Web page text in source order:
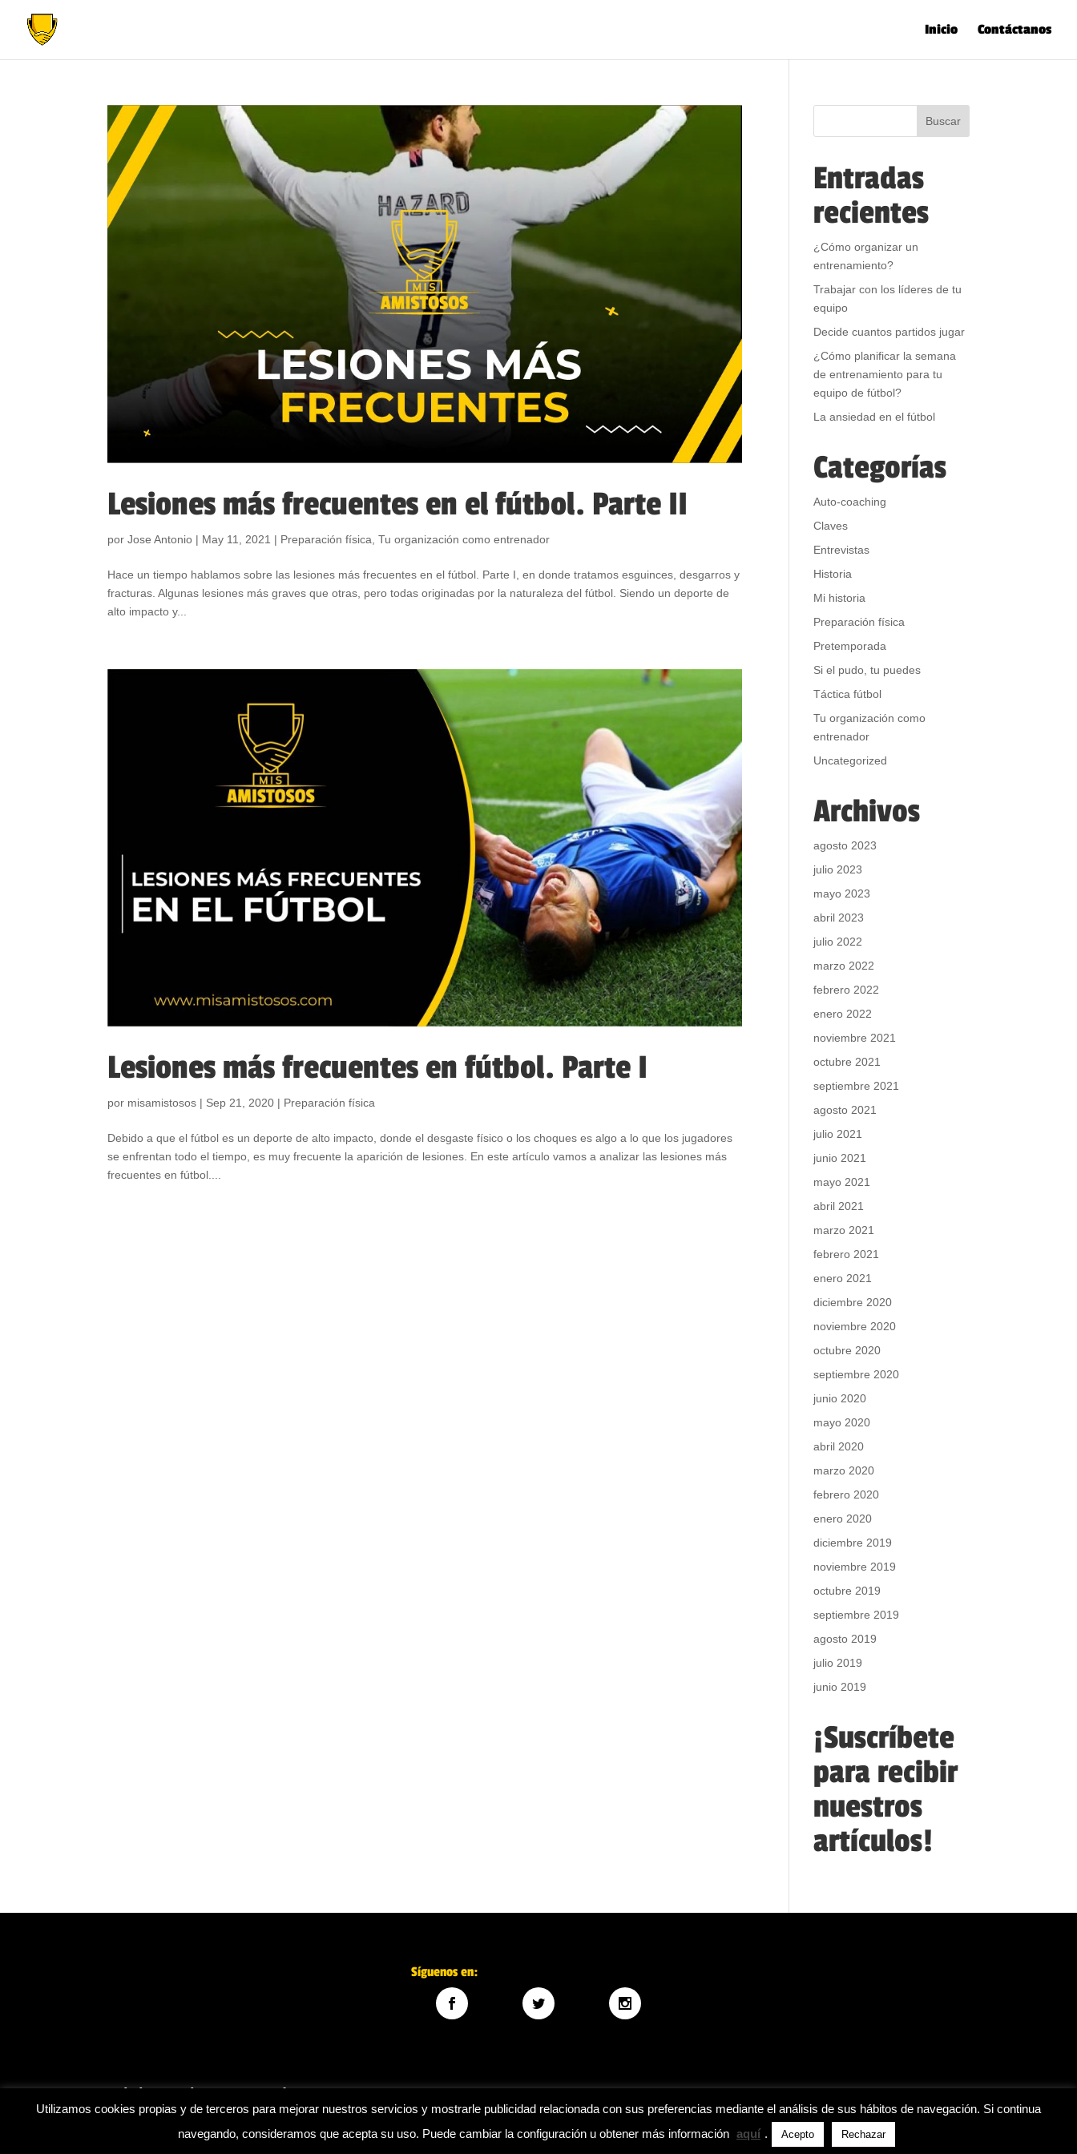
Inicio Contáctanos
Lesiones más frecuentes en el fútbol. Parte II
porJose Antonio | May 11, 2021 | Preparación física ,Tu organización como entrenador
Hace un tiempo hablamos sobre las lesiones más frecuentes en el fútbol. Parte I, en donde tratamos esguinces, desgarros y
fracturas. Algunas lesiones más graves que otras, pero todas originadas por la naturaleza del fútbol. Siendo un deporte de
alto impacto y...
Lesiones más frecuentes en fútbol. Parte I
por misamistosos | Sep 21, 2020 | Preparación física
Debido a que el fútbol es un deporte de alto impacto, donde el desgaste físico o los choques es algo a lo que los jugadores
se enfrentan todo el tiempo, es muy frecuente la aparición de lesiones. En este artículo vamos a analizar las lesiones más
frecuentes en fútbol....
Entradas
recientes
¿Cómo organizar un
entrenamiento?
Trabajar con los líderes de tu
equipo
Decide cuantos partidos jugar
¿Cómo planificar la semana
de entrenamiento para tu
equipo de fútbol?
La ansiedad en el fútbol
Categorías
Auto-coaching
Claves
Entrevistas
Historia
Mi historia
Preparación física
Pretemporada
Si el pudo, tu puedes
Táctica fútbol
Tu organización como
entrenador
Uncategorized
Archivos
agosto 2023
julio 2023
mayo 2023
abril 2023
julio 2022
marzo 2022
febrero 2022
enero 2022
noviembre 2021
octubre 2021
septiembre 2021
agosto 2021
julio 2021
junio 2021
mayo 2021
abril 2021
marzo 2021
febrero 2021
enero 2021
diciembre 2020
noviembre 2020
octubre 2020
septiembre 2020
junio 2020
mayo 2020
abril 2020
marzo 2020
febrero 2020
enero 2020
diciembre 2019
noviembre 2019
octubre 2019
septiembre 2019
agosto 2019
julio 2019
junio 2019
¡Suscríbete
para recibir
nuestros
artículos!
Síguenos en:
Inicio Blog Contáctanos
© Mis Amistosos. | Desarrollado porsoyfranklinr|Aviso Legal|Política de privacidad|Política de cookies
Utilizamos cookies propias y de terceros para mejorar nuestros servicios y mostrarle publicidad relacionada con sus preferencias mediante el análisis de sus hábitos de navegación. Si continua
navegando, consideramos que acepta su uso. Puede cambiar la configuración u obtener más información aquí . Acepto Rechazar